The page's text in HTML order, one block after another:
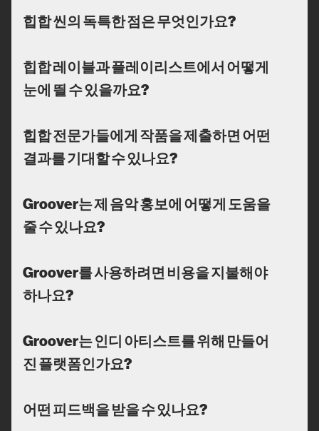
힙합 씬의 독특한 점은 무엇인가요?
힙합 레이블과 플레이리스트에서 어떻게
눈에 띌 수 있을까요?
힙합 전문가들에게 작품을 제출하면 어떤
결과를 기대할 수 있나요?
Groover는 제 음악 홍보에 어떻게 도움을
줄 수 있나요?
Groover를 사용하려면 비용을 지불해야
하나요?
Groover는 인디 아티스트를 위해 만들어
진 플랫폼인가요?
어떤 피드백을 받을 수 있나요?